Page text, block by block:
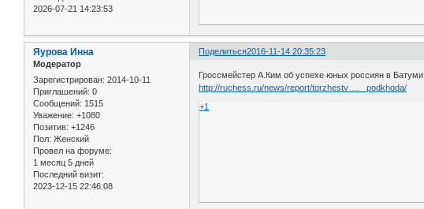
2026-07-21 14:23:53
Поделиться2016-11-14 20:35:23
Яурова Инна
Модератор
Зарегистрирован: 2014-10-11
Приглашений: 0
Сообщений: 1515
Уважение: +1080
Позитив: +1246
Пол: Женский
Провел на форуме:
1 месяц 5 дней
Последний визит:
2023-12-15 22:46:08
Гроссмейстер А.Ким об успехе юных россиян в Батуми
http://ruchess.ru/news/report/torzhestv … _podkhoda/
+1